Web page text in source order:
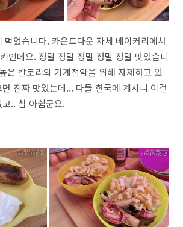
먹었습니다. 카운트다운 자체 베이커리에서
인데요. 정말 정말 정말 정말 정말 맛있습니
은 칼로리와 가계절약을 위해 자제하고 있
진짜 맛있는데... 다들 한국에 계시니 이걸
.. 참 아쉽군요.